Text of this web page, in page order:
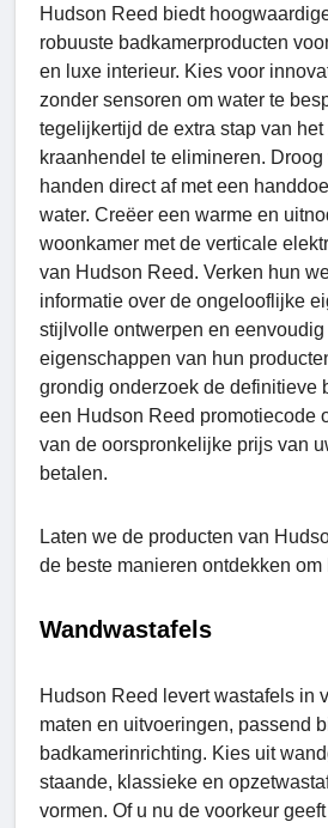
Hudson Reed biedt
robuuste badkamerproducten
en luxe interieur. Kies voor
zonder sensoren om water te
tegelijkertijd de extra stap van
kraanhendel te elimineren.
handen direct af met een
water. Creëer een warme en
woonkamer met de verticale
van Hudson Reed. Verken hun
informatie over de ongelooflijke
stijlvolle ontwerpen en
eigenschappen van hun
grondig onderzoek de definitieve
een Hudson Reed promotiecode
van de oorspronkelijke prijs van
betalen.
Laten we de producten van
de beste manieren ontdekken
Wandwastafels
Hudson Reed levert wastafels in
maten en uitvoeringen, passend
badkamerinrichting. Kies uit
staande, klassieke en
vormen. Of u nu de voorkeur